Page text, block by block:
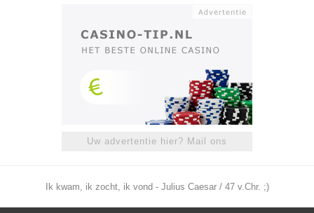
Uw advertentie hier? Mail ons
Ik kwam, ik zocht, ik vond - Julius Caesar / 47 v.Chr. ;)